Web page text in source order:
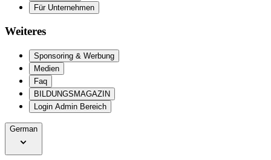
Für Unternehmen
Weiteres
Sponsoring & Werbung
Medien
Faq
BILDUNGSMAGAZIN
Login Admin Bereich
German